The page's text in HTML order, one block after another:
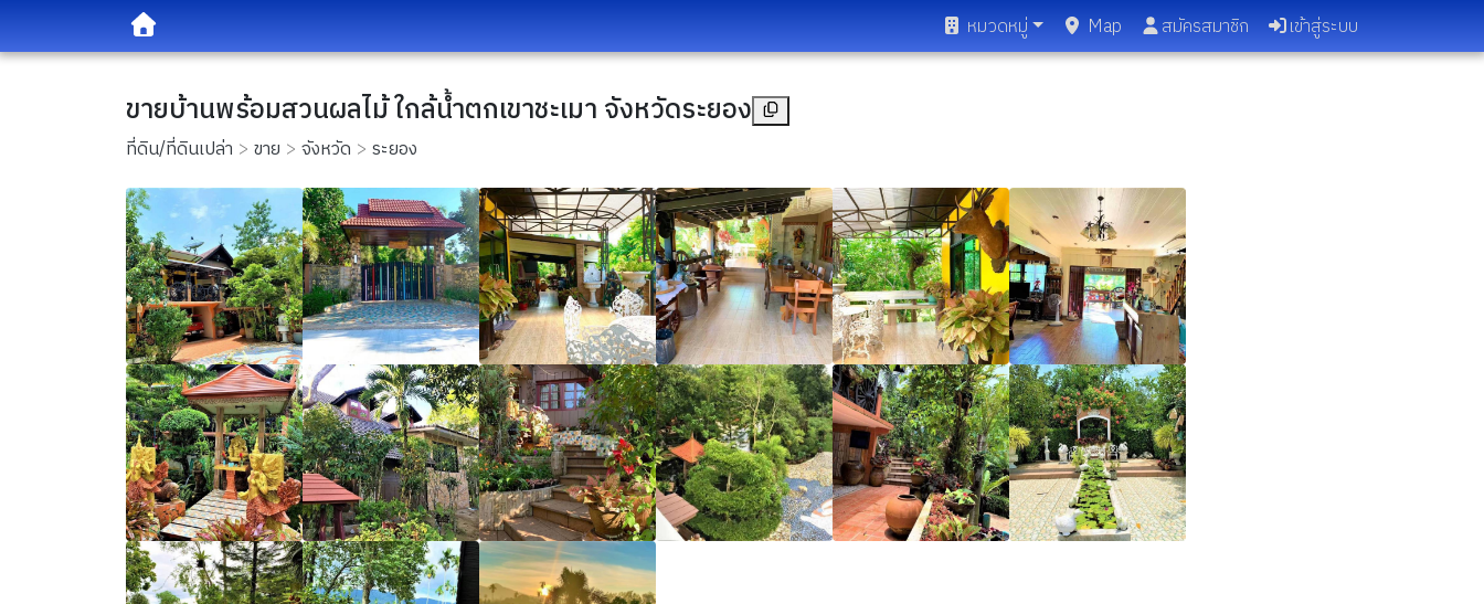
หมวดหมู่ Map สมัครสมาชิก เข้าสู่ระบบ
ขายบ้านพร้อมสวนผลไม้ ใกล้น้ำตกเขาชะเมา จังหวัดระยอง
ที่ดิน/ที่ดินเปล่า ขาย จังหวัด ระยอง